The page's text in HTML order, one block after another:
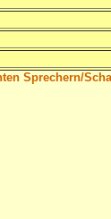
Sprechern/